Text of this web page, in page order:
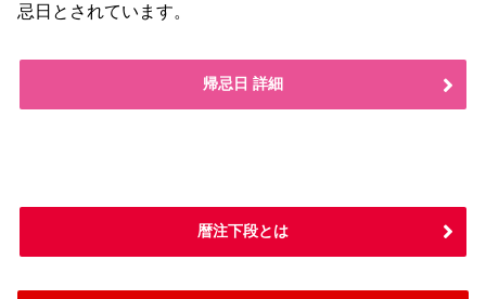
忌日とされています。
帰忌日 詳細
暦注下段とは